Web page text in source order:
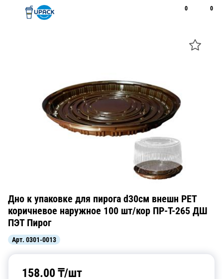
0 0
Дно к упаковке для пирога d30см внешн PET
коричневое наружное 100 шт/кор ПР-Т-265 ДШ
ПЭТ Пирог
Арт. 0301-0013
158.00 ₸/шт